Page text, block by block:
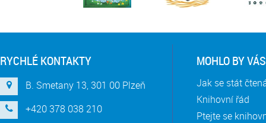
RYCHLÉ KONTAKTY
B. Smetany 13, 301 00 Plzeň
+420 378 038 210
MOHLO BY
Jak se stát
Knihovní řád
Ptejte se